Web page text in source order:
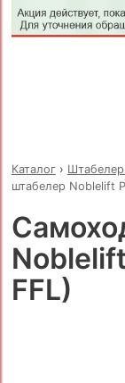
Каталог›
штабелер Noblelift
FFL)